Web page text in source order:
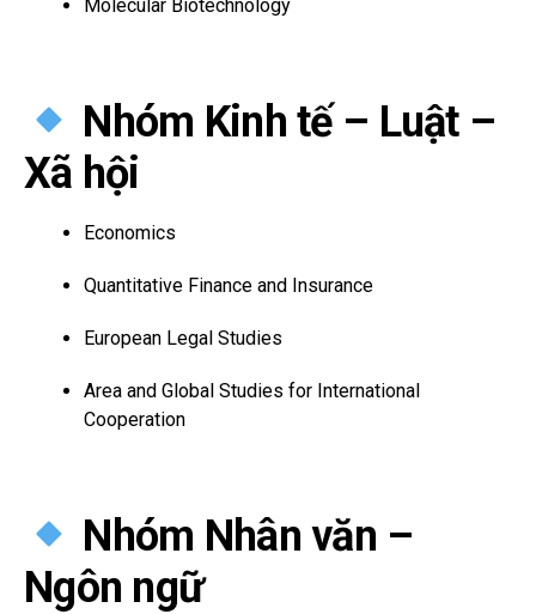
Molecular Biotechnology
Nhóm Kinh tế – Luật –
Xã hội
Economics
Quantitative Finance and Insurance
European Legal Studies
Area and Global Studies for International
Cooperation
Nhóm Nhân văn –
Ngôn ngữ